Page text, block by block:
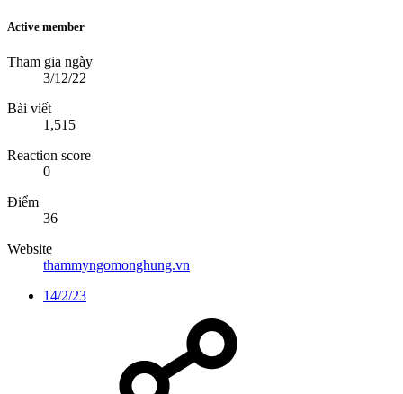
Active member
Tham gia ngày
3/12/22
Bài viết
1,515
Reaction score
0
Điểm
36
Website
thammyngomonghung.vn
14/2/23